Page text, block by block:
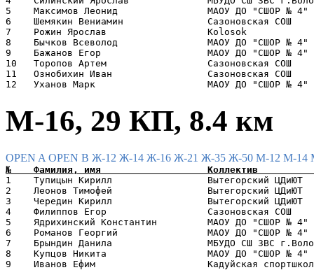
5    Максимов Леонид                МАОУ ДО
6    Шемякин Вениамин
7    Рожин Ярослав                  Kolosok
8    Бычков Всеволод                МАОУ ДО
9    Бажанов Егор                   МАОУ ДО "СШОР
10   Торопов Артем
11   Ознобихин Иван
М-16, 29 КП, 8.4 км
OPEN A OPEN B Ж-12 Ж-14 Ж-16 Ж-21 Ж-35 Ж-50 М-12 М-14
1    Тупицын Кирилл
2    Леонов Тимофей                 Вытегорский
3    Чередин Кирилл                 Вытегорский
4    Филиппов Егор                  Сазоновская
5    Ядрихинский Константин         МАОУ ДО
6    Романов Георгий                МАОУ ДО
7    Брындин Данила                 МБУДО СШ ЗВС
8    Купцов Никита                  МАОУ ДО
9    Иванов Ефим